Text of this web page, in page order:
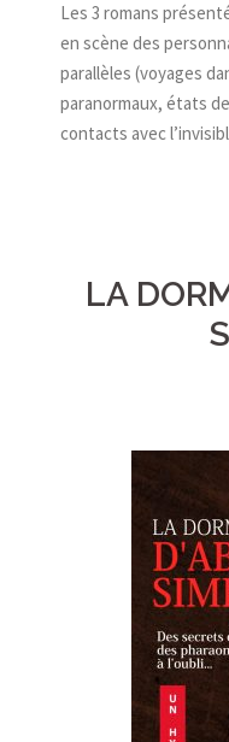
Les 3 romans
en scène des
parallèles (voyages
paranormaux, états
contacts avec
LA